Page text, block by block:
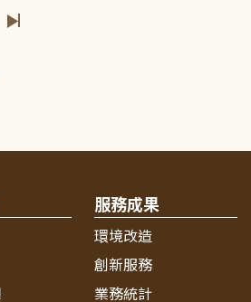
服務成果
環境改造
創新服務
業務統計